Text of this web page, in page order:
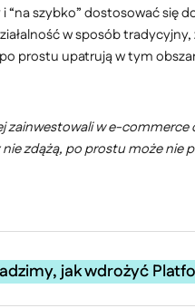
“na szybko” dostosować się
w sposób tradycyjny,
prostu upatrują w tym
zainwestowali w e-commerce
zdążą, po prostu może nie
jak wdrożyć